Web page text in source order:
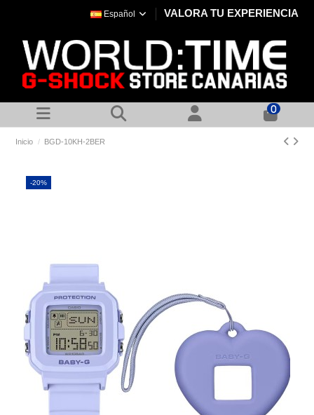
Español VALORA TU EXPERIENCIA
0
Inicio BGD-10KH-2BER
-20%